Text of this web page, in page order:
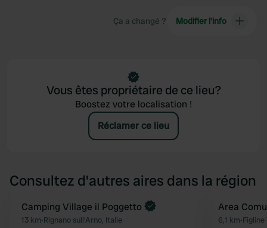
Ça a changé ? Modifier l’info
Vous êtes propriétaire de ce lieu?
Boostez votre localisation !
Réclamer ce lieu
Consultez d'autres aires dans la région
Préféré
Reserve maintenant
Camping Village il Poggetto
13 km•Rignano sull'Arno, Italie
Area
6,1 km•